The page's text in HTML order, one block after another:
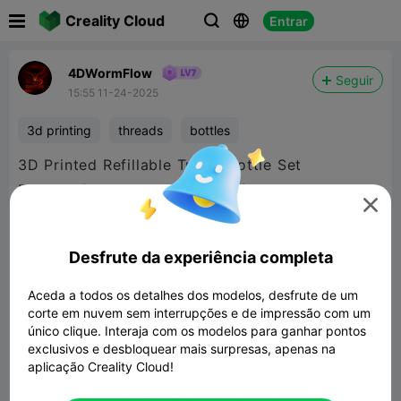
Creality Cloud   Entrar
4DWormFlow
15:55 11-24-2025
Seguir
3d printing threads bottles
3D Printed Refillable Travel Bottle Set
Πρακτικό, επαναχρησιμοποιούμενο και
φτιαγμένο για όσους ταξιδεύουν «ελαφριά».
custom screw threads για ασφαλές βίδωμα
χωρίς διαρροές. Ιδανικά για σαμπουάν, σαπούνι,
λοσιόν ή άλατα μαλλιών.

Desfrute da experiência completa
Aceda a todos os detalhes dos modelos, desfrute de um
corte em nuvem sem interrupções e de impressão com um
único clique. Interaja com os modelos para ganhar pontos
exclusivos e desbloquear mais surpresas, apenas na
aplicação Creality Cloud!